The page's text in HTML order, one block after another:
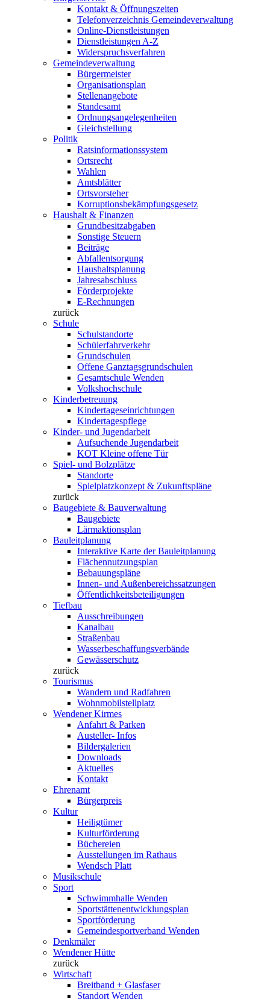
Kontakt & Öffnungszeiten
Telefonverzeichnis Gemeindeverwaltung
Online-Dienstleistungen
Dienstleistungen A-Z
Widerspruchsverfahren
Gemeindeverwaltung
Bürgermeister
Organisationsplan
Stellenangebote
Standesamt
Ordnungsangelegenheiten
Gleichstellung
Politik
Ratsinformationssystem
Ortsrecht
Wahlen
Amtsblätter
Ortsvorsteher
Korruptionsbekämpfungsgesetz
Haushalt & Finanzen
Grundbesitzabgaben
Sonstige Steuern
Beiträge
Abfallentsorgung
Haushaltsplanung
Jahresabschluss
Förderprojekte
E-Rechnungen
zurück
Schule
Schulstandorte
Schülerfahrverkehr
Grundschulen
Offene Ganztagsgrundschulen
Gesamtschule Wenden
Volkshochschule
Kinderbetreuung
Kindertageseinrichtungen
Kindertagespflege
Kinder- und Jugendarbeit
Aufsuchende Jugendarbeit
KOT Kleine offene Tür
Spiel- und Bolzplätze
Standorte
Spielplatzkonzept & Zukunftspläne
zurück
Baugebiete & Bauverwaltung
Baugebiete
Lärmaktionsplan
Bauleitplanung
Interaktive Karte der Bauleitplanung
Flächennutzungsplan
Bebauungspläne
Innen- und Außenbereichssatzungen
Öffentlichkeitsbeteiligungen
Tiefbau
Ausschreibungen
Kanalbau
Straßenbau
Wasserbeschaffungsverbände
Gewässerschutz
zurück
Tourismus
Wandern und Radfahren
Wohnmobilstellplatz
Wendener Kirmes
Anfahrt & Parken
Austeller- Infos
Bildergalerien
Downloads
Aktuelles
Kontakt
Ehrenamt
Bürgerpreis
Kultur
Heiligtümer
Kulturförderung
Büchereien
Ausstellungen im Rathaus
Wendsch Platt
Musikschule
Sport
Schwimmhalle Wenden
Sportstättenentwicklungsplan
Sportförderung
Gemeindesportverband Wenden
Denkmäler
Wendener Hütte
zurück
Wirtschaft
Breitband + Glasfaser
Standort Wenden